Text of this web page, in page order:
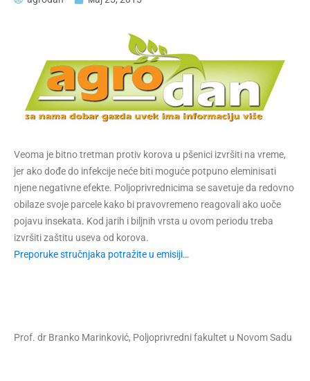
Veoma je bitno tretman protiv korova u pšenici izvršiti na vreme,
jer ako dođe do infekcije neće biti moguće potpuno eleminisati
njene negativne efekte. Poljoprivrednicima se savetuje da redovno
obilaze svoje parcele kako bi pravovremeno reagovali ako uoče
pojavu insekata. Kod jarih i biljnih vrsta u ovom periodu treba
izvršiti zaštitu useva od korova.
Preporuke stručnjaka potražite u emisiji…
Prof. dr Branko Marinković, Poljoprivredni fakultet u Novom Sadu